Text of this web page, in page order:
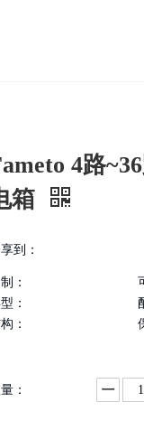
4路
箱
到：
：
：
：
：